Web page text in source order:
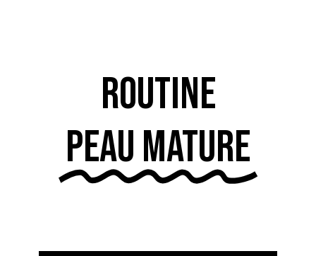
Routine
peau mature